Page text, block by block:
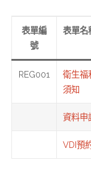
表單編
號
表單名
REG001
衛生福
須知
資料申
VDI預